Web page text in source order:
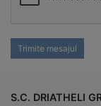
Trimite mesajul
S.C. DRIATHELI